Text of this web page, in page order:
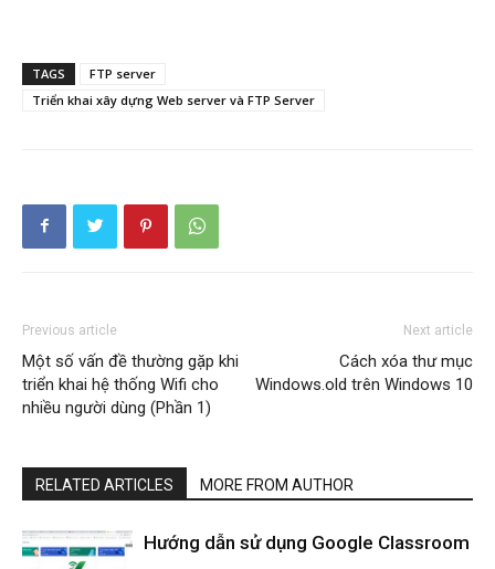
TAGS
FTP server
Triển khai xây dựng Web server và FTP Server
Previous article
Một số vấn đề thường gặp khi
triển khai hệ thống Wifi cho
nhiều người dùng (Phần 1)
Next article
Cách xóa thư mục
Windows.old trên Windows 10
RELATED ARTICLES MORE FROM AUTHOR
Hướng dẫn sử dụng Google Classroom